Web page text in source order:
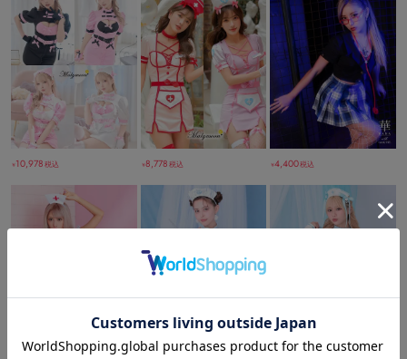
￥10,978税込 ￥8,778税込 ￥4,400税込